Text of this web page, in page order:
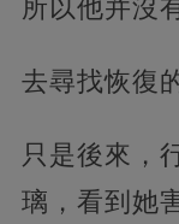
所以他并沒
去尋找恢復
只是後來，
璃，看到她